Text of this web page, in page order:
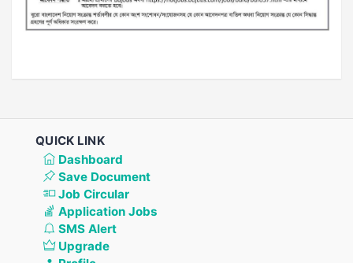
QUICK LINK
Dashboard
Save Document
Job Circular
Application Jobs
SMS Alert
Upgrade